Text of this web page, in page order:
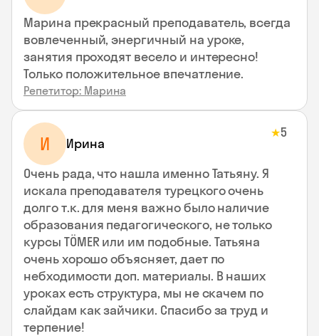
Марина прекрасный преподаватель, всегда
вовлеченный, энергичный на уроке,
занятия проходят весело и интересно!
Только положительное впечатление.
Репетитор: Марина
И Ирина
★5
Очень рада, что нашла именно Татьяну. Я
искала преподавателя турецкого очень
долго т.к. для меня важно было наличие
образования педагогического, не только
курсы TÖMER или им подобные. Татьяна
очень хорошо объясняет, дает по
небходимости доп. материалы. В наших
уроках есть структура, мы не скачем по
слайдам как зайчики. Спасибо за труд и
терпение!